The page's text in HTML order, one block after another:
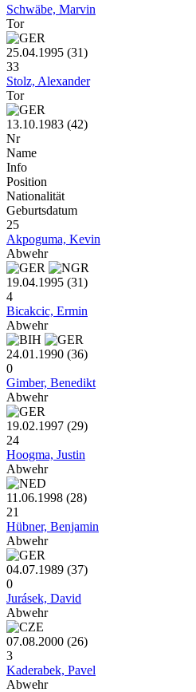
Schwäbe, Marvin
Tor
25.04.1995 (31)
33
Stolz, Alexander
Tor
13.10.1983 (42)
Nr
Name
Info
Position
Nationalität
Geburtsdatum
25
Akpoguma, Kevin
Abwehr
19.04.1995 (31)
4
Bicakcic, Ermin
Abwehr
24.01.1990 (36)
0
Gimber, Benedikt
Abwehr
19.02.1997 (29)
24
Hoogma, Justin
Abwehr
11.06.1998 (28)
21
Hübner, Benjamin
Abwehr
04.07.1989 (37)
0
Jurásek, David
Abwehr
07.08.2000 (26)
3
Kaderabek, Pavel
Abwehr